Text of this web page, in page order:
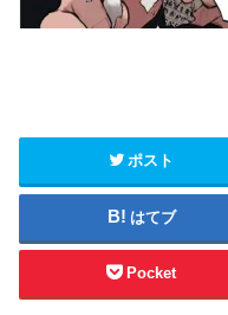
ポスト
はてブ
Pocket